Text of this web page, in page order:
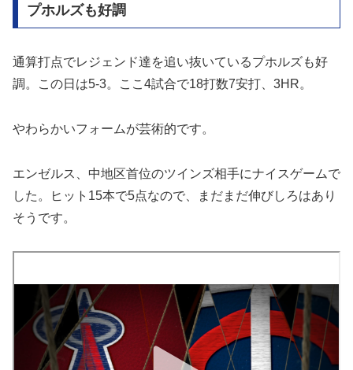
プホルズも好調
通算打点でレジェンド達を追い抜いているプホルズも好
調。この日は5-3。ここ4試合で18打数7安打、3HR。
やわらかいフォームが芸術的です。
エンゼルス、中地区首位のツインズ相手にナイスゲームで
した。ヒット15本で5点なので、まだまだ伸びしろはあり
そうです。